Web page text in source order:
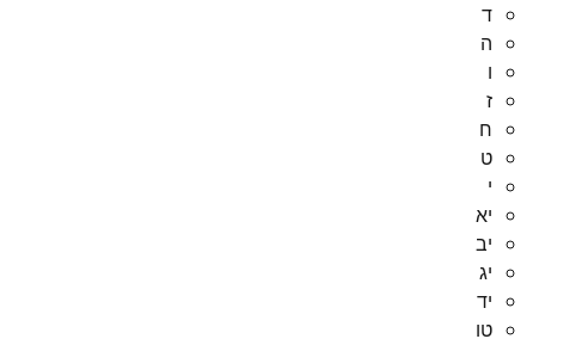
ד
ה
ו
ז
ח
ט
י
יא
יב
יג
יד
טו